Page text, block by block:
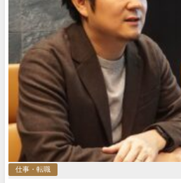
仕事・転職